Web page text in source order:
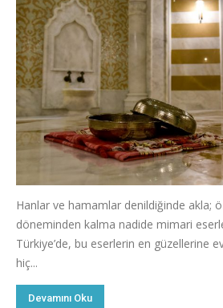
Hanlar ve hamamlar denildiğinde akla;
döneminden kalma nadide mimari
Türkiye’de, bu eserlerin en güzellerine
hiç...
Devamını Oku